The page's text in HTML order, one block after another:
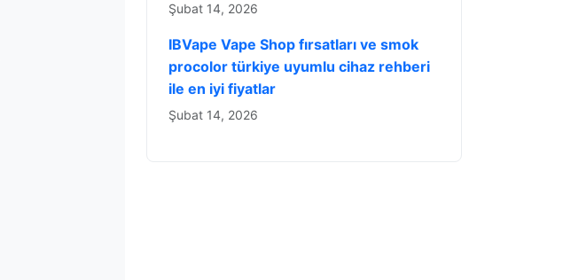
Şubat 14, 2026
IBVape Vape Shop fırsatları ve smok
procolor türkiye uyumlu cihaz rehberi
ile en iyi fiyatlar
Şubat 14, 2026